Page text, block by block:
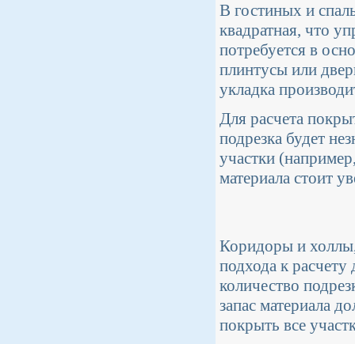
В гостиных и
квадратная, что
потребуется в
плинтусы или
укладка
Для расчета
подрезка будет
участки
материала стоит
Коридоры и холлы,
подхода к
количество
запас материала
покрыть все